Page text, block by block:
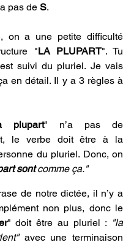
pas de S.
on a une petite difficulté
"LA PLUPART". Tu
suivi du pluriel. Je vais
en détail. Il y a 3 règles à
plupart" n’a pas de
le verbe doit être à la
du pluriel. Donc, on
sont comme ça."
de notre dictée, il n’y a
non plus, donc le
" doit être au pluriel : "la
avec une terminaison